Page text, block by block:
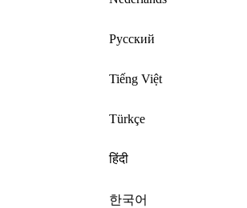
Русский
Tiếng Việt
Türkçe
हिंदी
한국어